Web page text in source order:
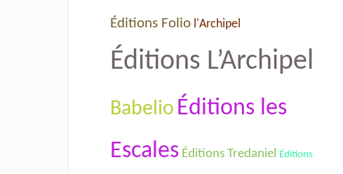
Éditions Folio l'Archipel
Éditions L’Archipel
Babelio Éditions les
Escales Éditions Tredaniel Éditions